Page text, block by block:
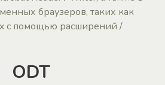
браузеров, таких как
с помощью расширений /
ODT